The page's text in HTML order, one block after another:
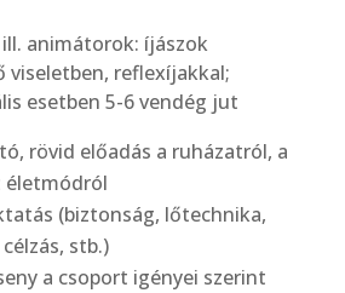
animátorok: íjászok
viseletben, reflexíjakkal;
esetben 5-6 vendég jut
rövid előadás a ruházatról, a
életmódról
(biztonság, lőtechnika,
stb.)
a csoport igényei szerint